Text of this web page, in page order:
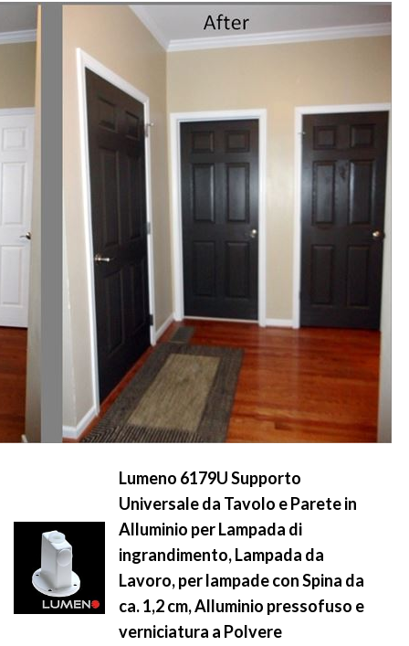
Lumeno 6179U Supporto
Universale da Tavolo e Parete in
Alluminio per Lampada di
ingrandimento, Lampada da
Lavoro, per lampade con Spina da
ca. 1,2 cm, Alluminio pressofuso e
verniciatura a Polvere